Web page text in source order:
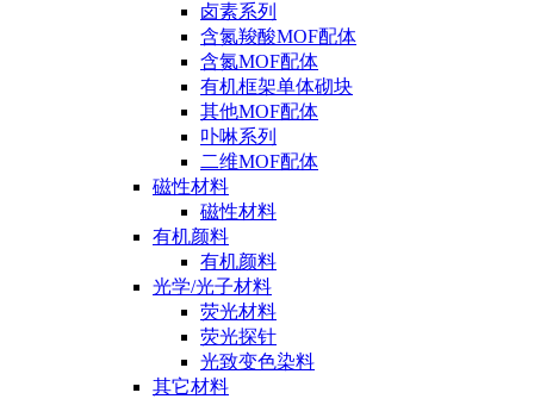
卤素系列
含氮羧酸MOF配体
含氮MOF配体
有机框架单体砌块
其他MOF配体
卟啉系列
二维MOF配体
磁性材料
磁性材料
有机颜料
有机颜料
光学/光子材料
荧光材料
荧光探针
光致变色染料
其它材料